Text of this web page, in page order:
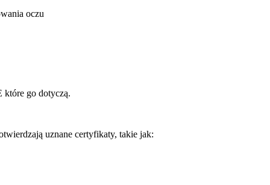
oczu
które go dotyczą.
uznane certyfikaty, takie jak: